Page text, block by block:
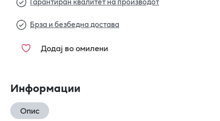
Брза и безбедна достава
Додај во омилени
Информации
Опис